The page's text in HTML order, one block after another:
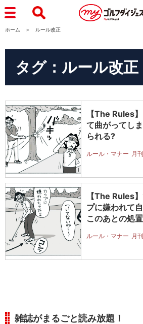
ホーム ルール改正
タグ：ルール改正
【The Rules
て曲がってし
られる?
ルール・マナー 月
【The Rules
プに嫌われて
このあとの処
ルール・マナー 月
雑誌がまるごと読み放題！